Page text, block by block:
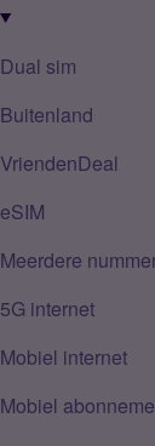
Dual sim
Buitenland
VriendenDeal
eSIM
Meerdere
5G internet
Mobiel internet
Mobiel